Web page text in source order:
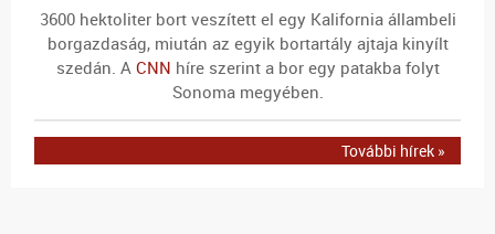
3600 hektoliter bort veszített el egy Kalifornia állambeli
borgazdaság, miután az egyik bortartály ajtaja kinyílt
szedán. A CNN híre szerint a bor egy patakba folyt
Sonoma megyében.
További hírek »